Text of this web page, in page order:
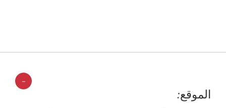
-
الموقع: